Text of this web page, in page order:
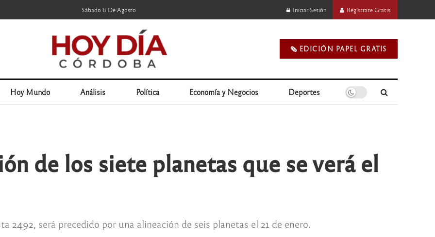
Sábado 8 De Agosto Iniciar Sesión Regístrate Gratis
🗞️ EDICIÓN PAPEL GRATIS
Hoy Mundo Análisis Política Economía y Negocios Deportes
de los siete planetas que se verá el
2492, será precedido por una alineación de seis planetas el 21 de enero.